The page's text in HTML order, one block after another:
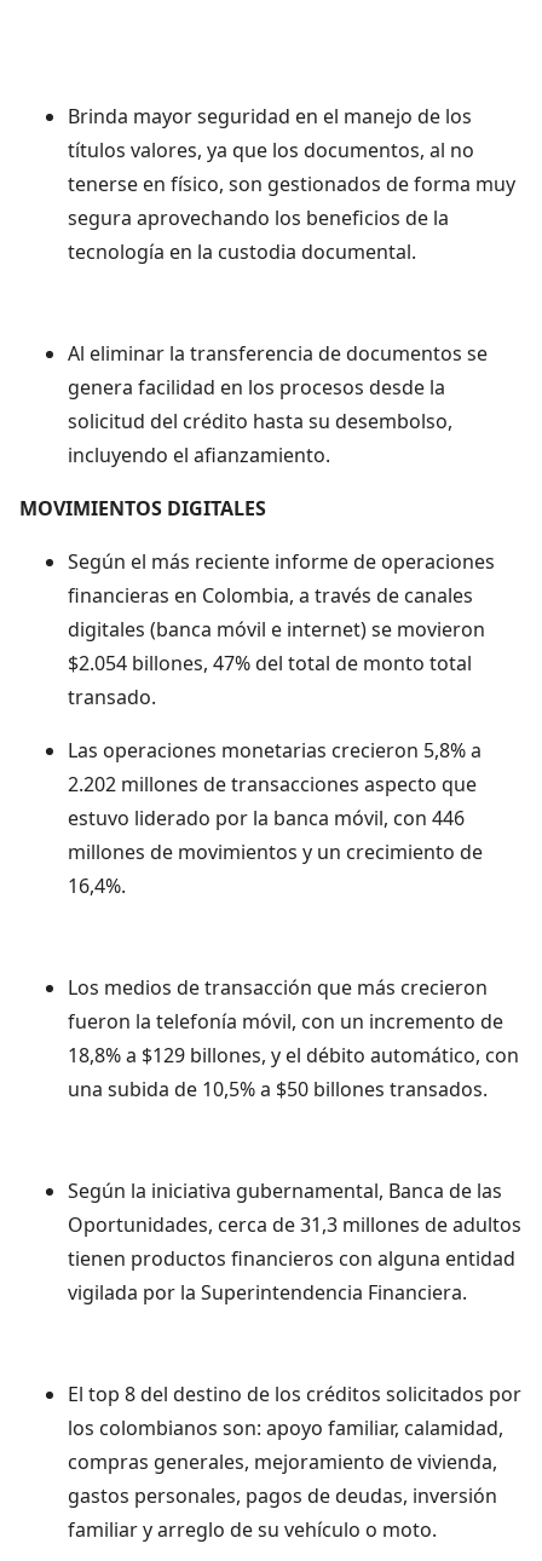
Brinda mayor seguridad en el manejo de los
títulos valores, ya que los documentos, al no
tenerse en físico, son gestionados de forma muy
segura aprovechando los beneficios de la
tecnología en la custodia documental.
Al eliminar la transferencia de documentos se
genera facilidad en los procesos desde la
solicitud del crédito hasta su desembolso,
incluyendo el afianzamiento.
MOVIMIENTOS DIGITALES
Según el más reciente informe de operaciones
financieras en Colombia, a través de canales
digitales (banca móvil e internet) se movieron
$2.054 billones, 47% del total de monto total
transado.
Las operaciones monetarias crecieron 5,8% a
2.202 millones de transacciones aspecto que
estuvo liderado por la banca móvil, con 446
millones de movimientos y un crecimiento de
16,4%.
Los medios de transacción que más crecieron
fueron la telefonía móvil, con un incremento de
18,8% a $129 billones, y el débito automático, con
una subida de 10,5% a $50 billones transados.
Según la iniciativa gubernamental, Banca de las
Oportunidades, cerca de 31,3 millones de adultos
tienen productos financieros con alguna entidad
vigilada por la Superintendencia Financiera.
El top 8 del destino de los créditos solicitados por
los colombianos son: apoyo familiar, calamidad,
compras generales, mejoramiento de vivienda,
gastos personales, pagos de deudas, inversión
familiar y arreglo de su vehículo o moto.